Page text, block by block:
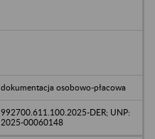
dokumentacja osobowo-płacowa
992700.611.100.2025-DER; UNP:
2025-00060148